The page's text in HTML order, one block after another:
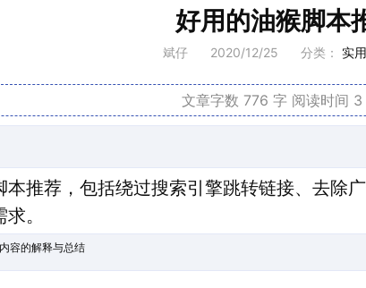
好用的油猴脚本
斌仔 2020/12/25 分类： 实
文章字数 776 字 阅读时间 3
推荐，包括绕过搜索引擎跳转链接、去除
。
容的解释与总结